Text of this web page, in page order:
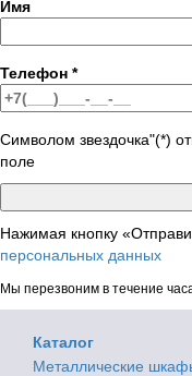
Имя
Телефон *
Символом звездочка"(*)
поле
Нажимая кнопку
персональных данных
Мы перезвоним в течение
Каталог
Металлические